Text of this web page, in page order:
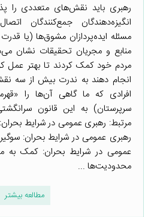
رهبری باید نقش‌های متعددی را
انگیزه‌دهندگان جمع‌کنندگان
مسئله ایده‌پردازان مشوق‌ها (یا
منابع و مجریان تحقیقات نشان
مردم خود کمک کردند تا بهتر
انجام دهند به ندرت بیش از سه
افرادی که ما گاهی آن‌ها را
سرپرستان) به این قانون
مرتبط: رهبری عمومی در شرایط
رهبری عمومی در شرایط بحران:
عمومی در شرایط بحران: کمک به
محدودیت‌ها ...
مطالعه بیشتر